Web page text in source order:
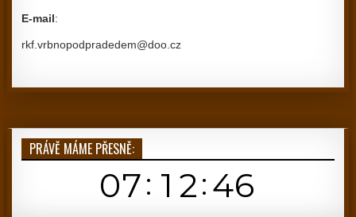
E-mail:
rkf.vrbnopodpradedem@doo.cz
PRÁVĚ MÁME PŘESNĚ: